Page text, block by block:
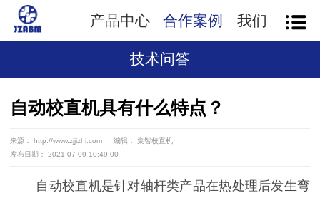
产品中心 合作案例 我们
技术问答
自动校直机具有什么特点？
来源： http://www.zjjizhi.com
编辑： 集智校直机
发布日期： 2021-07-09 10:49:00
自动校直机是针对轴杆类产品在热处理后发生弯